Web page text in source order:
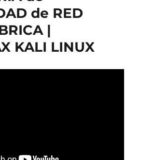
de RED
|
KALI LINUX